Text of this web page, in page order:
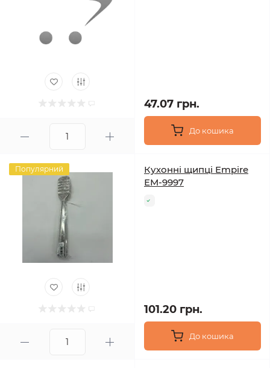
47.07 грн.
До кошика
Популярний
Кухонні щипці Empire
ЕМ-9997
101.20 грн.
До кошика